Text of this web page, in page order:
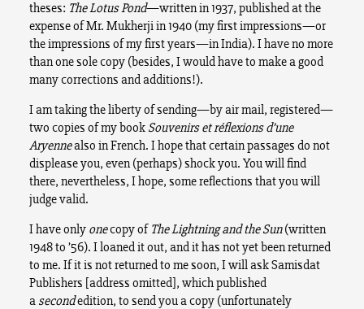
theses: The Lotus Pond—written in 1937, published at the
expense of Mr. Mukherji in 1940 (my first impressions—or
the impressions of my first years—in India). I have no more
than one sole copy (besides, I would have to make a good
many corrections and additions!).
I am taking the liberty of sending—by air mail, registered—
two copies of my book Souvenirs et réflexions d’une
Aryennealso in French. I hope that certain passages do not
displease you, even (perhaps) shock you. You will find
there, nevertheless, I hope, some reflections that you will
judge valid.
I have only onecopy of The Lightning and the Sun(written
1948 to ’56). I loaned it out, and it has not yet been returned
to me. If it is not returned to me soon, I will ask Samisdat
Publishers [address omitted], which published
a secondedition, to send you a copy (unfortunately